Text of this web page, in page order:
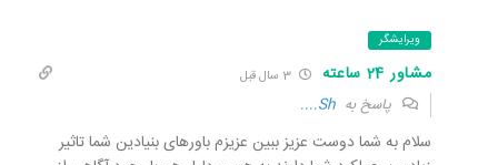
ویرایشگر
مشاور 24 ساعته 3 سال قبل
پاسخ به Sh....
سلام به شما دوست عزیز ببین عزیزم باورهای بنیادین شما تاثیر